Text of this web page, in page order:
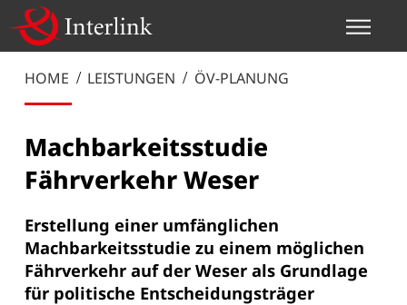
HOME LEISTUNGEN ÖV-PLANUNG
Machbarkeitsstudie
Fährverkehr Weser
Erstellung einer umfänglichen
Machbarkeitsstudie zu einem möglichen
Fährverkehr auf der Weser als Grundlage
für politische Entscheidungsträger